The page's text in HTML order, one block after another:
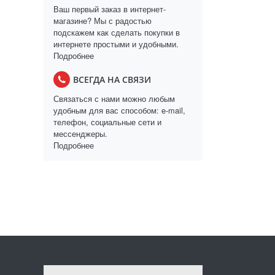
Ваш первый заказ в интернет-
магазине? Мы с радостью
подскажем как сделать покупки в
интернете простыми и удобными.
Подробнее
ВСЕГДА НА СВЯЗИ
Связаться с нами можно любым
удобным для вас способом: e-mail,
телефон, социальные сети и
мессенджеры.
Подробнее